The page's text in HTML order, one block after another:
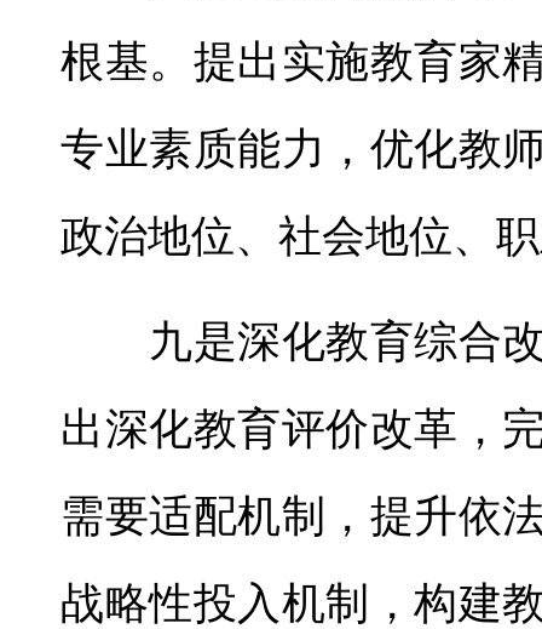
根基。提出实施教育家
专业素质能力，优化教
政治地位、社会地位、
九是深化教育综合改
出深化教育评价改革，
需要适配机制，提升依
战略性投入机制，构建